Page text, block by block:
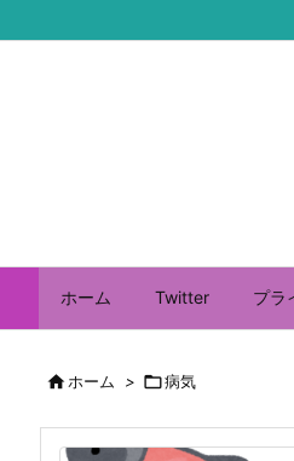
ホーム Twitter プラ
ホーム > 病気